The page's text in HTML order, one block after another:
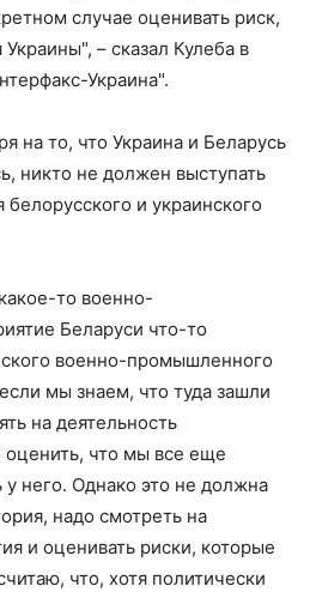
случае оценивать риск,
– сказал Кулеба в
Украина".
на то, что Украина и Беларусь
никто не должен выступать
белорусского и украинского
то военно-
Беларуси что-то
военно-промышленного
мы знаем, что туда зашли
на деятельность
оценить, что мы все еще
у него. Однако это не должна
надо смотреть на
и оценивать риски, которые
что, хотя политически